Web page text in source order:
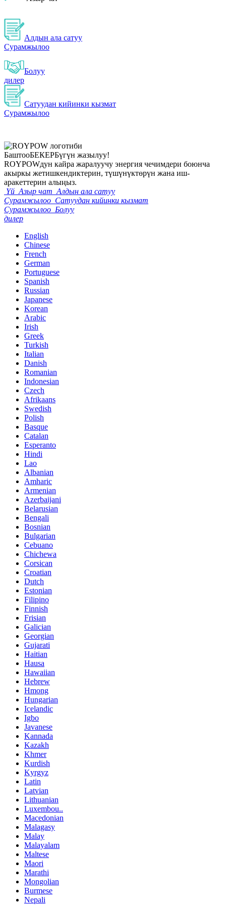
Алдын ала сатуу
Сурамжылоо
Болуу
дилер
Сатуудан кийинки кызмат
Сурамжылоо
БаштооБЕКЕРБүгүн жазылуу!
ROYPOWдун кайра жаралуучу энергия чечимдери боюнча
акыркы жетишкендиктерин, түшүнүктөрүн жана иш-
аракеттерин алыңыз.
Үй Азыр чат Алдын ала сатуу
Сурамжылоо Сатуудан кийинки кызмат
Сурамжылоо Болуу
дилер
English
Chinese
French
German
Portuguese
Spanish
Russian
Japanese
Korean
Arabic
Irish
Greek
Turkish
Italian
Danish
Romanian
Indonesian
Czech
Afrikaans
Swedish
Polish
Basque
Catalan
Esperanto
Hindi
Lao
Albanian
Amharic
Armenian
Azerbaijani
Belarusian
Bengali
Bosnian
Bulgarian
Cebuano
Chichewa
Corsican
Croatian
Dutch
Estonian
Filipino
Finnish
Frisian
Galician
Georgian
Gujarati
Haitian
Hausa
Hawaiian
Hebrew
Hmong
Hungarian
Icelandic
Igbo
Javanese
Kannada
Kazakh
Khmer
Kurdish
Kyrgyz
Latin
Latvian
Lithuanian
Luxembou..
Macedonian
Malagasy
Malay
Malayalam
Maltese
Maori
Marathi
Mongolian
Burmese
Nepali